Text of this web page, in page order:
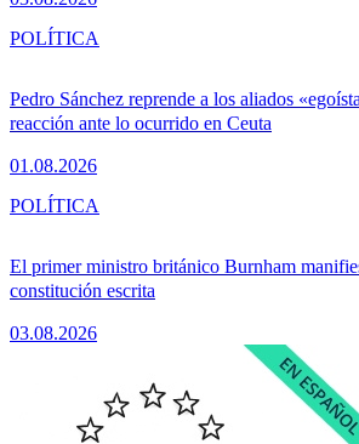
Pedro Sánchez reprende a los aliados
reacción ante lo ocurrido en Ceuta
01.08.2026
POLÍTICA
El primer ministro británico Burnham
constitución escrita
03.08.2026
POLÍTICA